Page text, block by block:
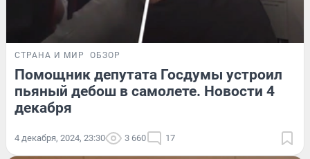
СТРАНА И МИР ОБЗОР
Помощник депутата Госдумы устроил
пьяный дебош в самолете. Новости 4
декабря
4 декабря, 2024, 23:30 3 660 17